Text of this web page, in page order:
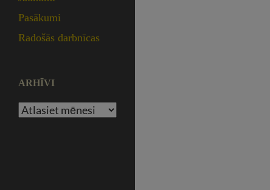
Pasākumi
Radošās darbnīcas
ARHĪVI
Arhīvi